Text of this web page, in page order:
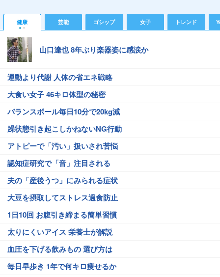
健康 芸能 ゴシップ 女子 トレンド
山口達也 8年ぶり楽器姿に感涙か
運動より代謝 人体の省エネ戦略
大食い女子 46キロ体型の秘密
バランスボール毎日10分で20kg減
躁状態引き起こしかねないNG行動
アトピーで「汚い」扱いされ苦悩
認知症研究で「音」注目される
夫の「産後うつ」にみられる症状
大豆を摂取してストレス過食防止
1日10回 お腹引き締まる簡単習慣
太りにくいアイス 栄養士が解説
血圧を下げる飲みもの 選び方は
毎日早歩き 1年で何キロ痩せるか